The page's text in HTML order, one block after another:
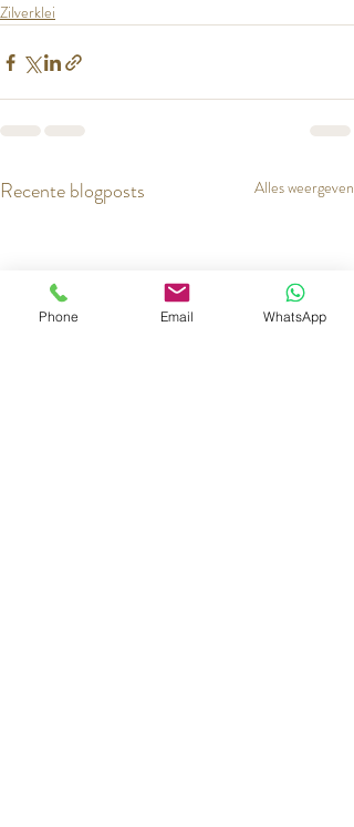
Zilverklei
Recente blogposts Alles weergeven
Phone Email WhatsApp